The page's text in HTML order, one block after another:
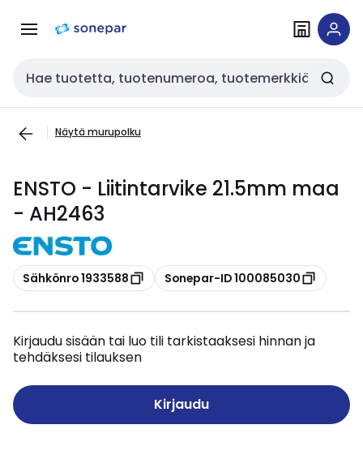
navigointiinsisältöön
Haku
Näytä murupolku
ENSTO - Liitintarvike 21.5mm maa
- AH2463
Kopioi
Sähkönro 1933588 Kopioi
Sonepar-ID 100085030
Kirjaudu sisään tai luo tili tarkistaaksesi hinnan ja
tehdäksesi tilauksen
Kirjaudu